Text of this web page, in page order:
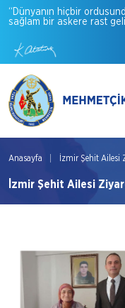
“Dünyanın hiçbir
sağlam bir askere rast
Anasayfa İzmir Şehit Ailesi
İzmir Şehit Ailesi